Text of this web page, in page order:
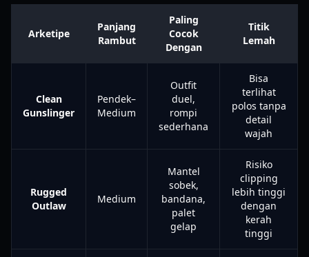
Arketipe
Panjang
Rambut
Paling
Cocok
Dengan
Titik
Lemah
Clean
Gunslinger
Pendek–
Medium
Outfit
duel,
rompi
sederhana
Bisa
terlihat
polos tanpa
detail
wajah
Rugged
Outlaw
Medium
Mantel
sobek,
bandana,
palet
gelap
Risiko
clipping
lebih tinggi
dengan
kerah
tinggi